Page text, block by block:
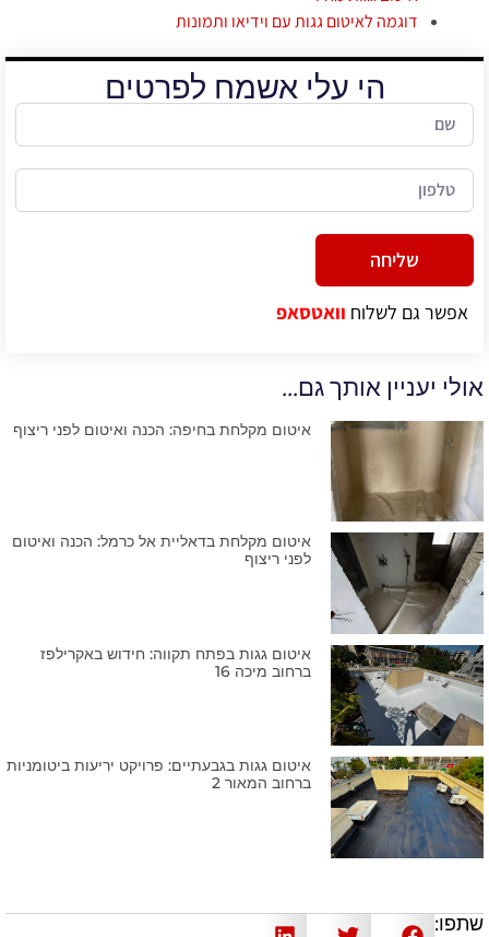
דוגמה לאיטום גגות עם וידיאו ותמונות
הי עלי אשמח לפרטים
שליחה
Alternative:
אפשר גם לשלוח וואטסאפ
אולי יעניין אותך גם...
איטום מקלחת בחיפה: הכנה ואיטום לפני ריצוף
איטום מקלחת בדאליית אל כרמל: הכנה ואיטום
לפני ריצוף
איטום גגות בפתח תקווה: חידוש באקרילפז
ברחוב מיכה 16
איטום גגות בגבעתיים: פרויקט יריעות ביטומניות
ברחוב המאור 2
שתפו: